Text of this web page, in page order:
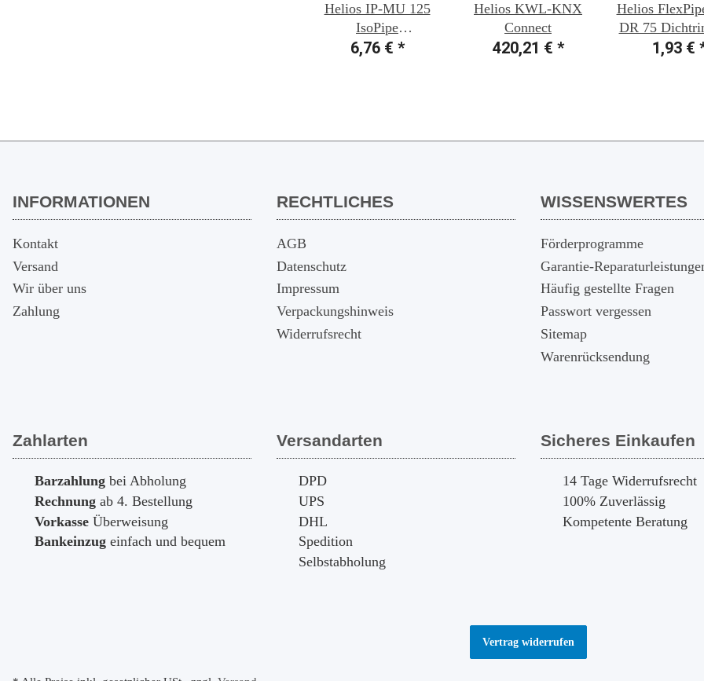
Helios IP-MU 125
IsoPipe
Verbindungsmuffe
6,76 € *
Helios KWL-KNX
Connect
420,21 € *
Helios
DR 75
75, 1
1,93 €
INFORMATIONEN
Kontakt
Versand
Wir über uns
Zahlung
RECHTLICHES
AGB
Datenschutz
Impressum
Verpackungshinweis
Widerrufsrecht
WISSENSWERTES
Förderprogramme
Garantie-
Häufig gestellte Fragen
Passwort vergessen
Sitemap
Warenrücksendung
Zahlarten
Barzahlung bei Abholung
Rechnung ab 4. Bestellung
VorkasseÜberweisung
Bankeinzug einfach und bequem
Versandarten
DPD
UPS
DHL
Spedition
Selbstabholung
Sicheres Einkaufen
14 Tage Widerrufsrecht
100% Zuverlässig
Kompetente Beratung
Vertrag widerrufen